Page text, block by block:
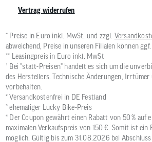
Vertrag widerrufen
* Preise in Euro inkl. MwSt. und zzgl.
abweichend, Preise in unseren Filialen können ggf.
** Leasingpreis in Euro inkl. MwSt
¹ Bei "statt-Preisen" handelt es sich um die
des Herstellers. Technische Änderungen, Irrtümer
vorbehalten.
² Versandkostenfrei in DE Festland
³ ehemaliger Lucky Bike-Preis
⁴ Der Coupon gewährt einen Rabatt von 50 % auf
maximalen Verkaufspreis von 150 €. Somit ist ein
möglich. Gültig bis zum 31.08.2026 bei